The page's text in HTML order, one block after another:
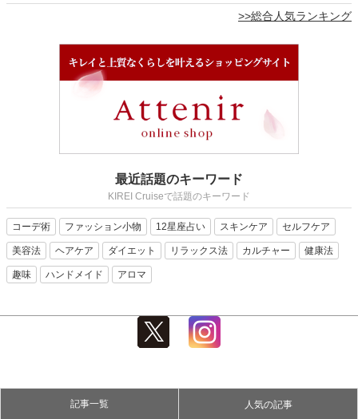
>>総合人気ランキング
最近話題のキーワード
KIREI Cruiseで話題のキーワード
コーデ術 ファッション小物 12星座占い スキンケア セルフケア
美容法 ヘアケア ダイエット リラックス法 カルチャー 健康法
趣味 ハンドメイド アロマ
記事一覧 人気の記事